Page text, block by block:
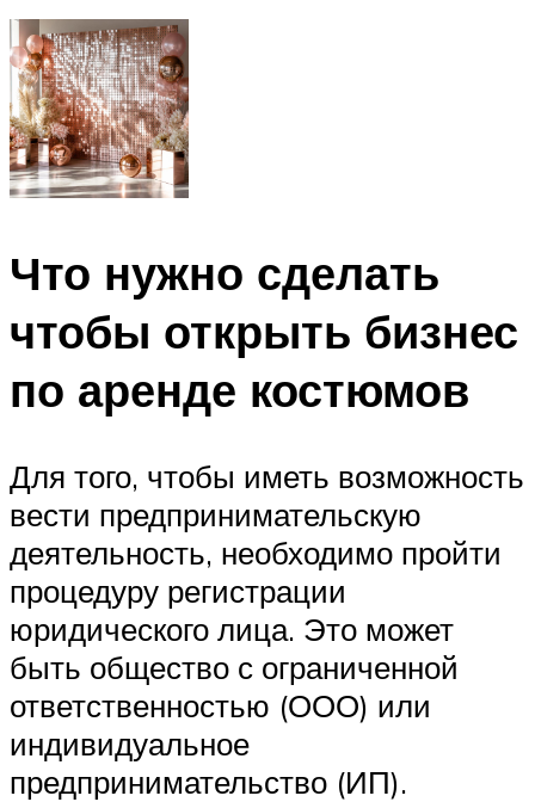
Что нужно сделать
чтобы открыть бизнес
по аренде костюмов
Для того, чтобы иметь возможность
вести предпринимательскую
деятельность, необходимо пройти
процедуру регистрации
юридического лица. Это может
быть общество с ограниченной
ответственностью (ООО) или
индивидуальное
предпринимательство (ИП).